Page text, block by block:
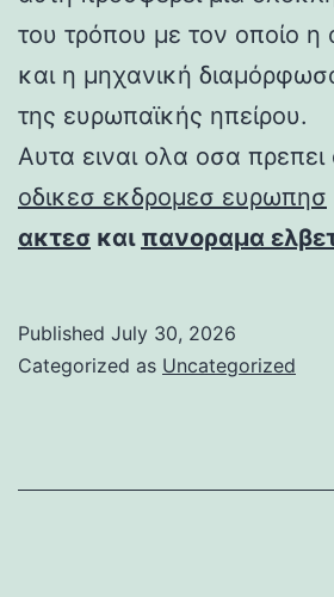
του τρόπου με τον οποίο η
και η μηχανική
της ευρωπαϊκής ηπείρου.
Αυτα ειναι ολα οσα πρεπει
οδικεσ εκδρομεσ ευρωπησ
ακτεσ και πανοραμα
Published July 30, 2026
Categorized as Uncategorized